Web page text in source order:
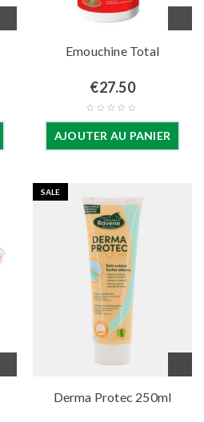
Emouchine Total
€27.50
AJOUTER AU PANIER
SALE
Derma Protec 250ml